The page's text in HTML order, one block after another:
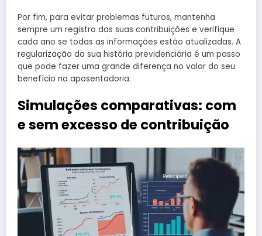
Por fim, para evitar problemas futuros, mantenha
sempre um registro das suas contribuições e verifique
cada ano se todas as informações estão atualizadas. A
regularização da sua história previdenciária é um passo
que pode fazer uma grande diferença no valor do seu
benefício na aposentadoria.
Simulações comparativas: com
e sem excesso de contribuição